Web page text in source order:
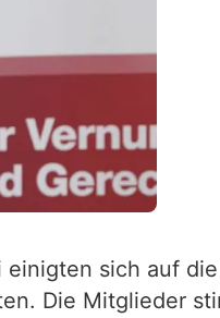
einigten sich auf
Die Mitglieder